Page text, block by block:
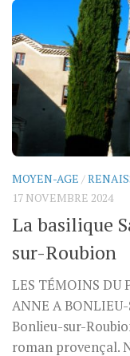
MOYEN-AGE /
17 NOVEMBRE 2024
La basilique
sur-Roubion
LES TÉMOINS DU
ANNE A
Bonlieu-sur-
roman provençal.